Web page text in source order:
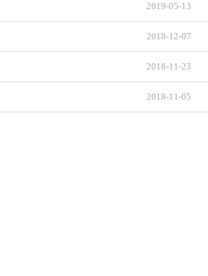
2019-05-13
2018-12-07
2018-11-23
2018-11-05